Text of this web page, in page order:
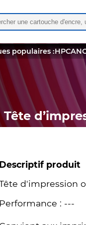
:
les résultats de
populaires :HP
Tête
Descriptif produit
d'impression
Performance : ---